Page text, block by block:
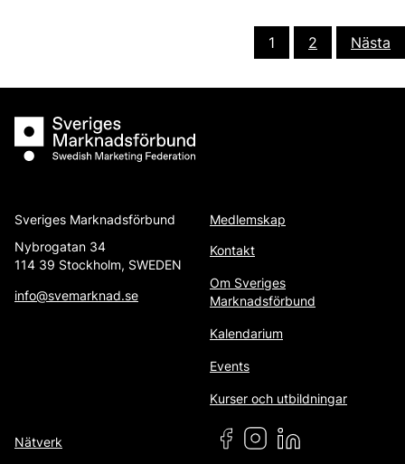
1 2 Nästa
Sveriges Marknadsförbund
Sveriges Marknadsförbund
Nybrogatan 34
114 39 Stockholm, SWEDEN
info@svemarknad.se
Medlemskap
Kontakt
Om Sveriges
Marknadsförbund
Kalendarium
Events
Kurser och utbildningar
Nätverk